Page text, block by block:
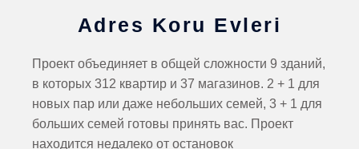
Adres Koru Evleri
Проект объединяет в общей сложности 9 зданий,
в которых 312 квартир и 37 магазинов. 2 + 1 для
новых пар или даже небольших семей, 3 + 1 для
больших семей готовы принять вас. Проект
находится недалеко от остановок